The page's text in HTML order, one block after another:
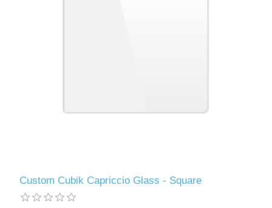
Custom Cubik Capriccio Glass - Square